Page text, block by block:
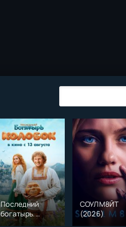
Последний
богатырь.
Колобок (2026)
СОУЛМ8ЙТ
(2026)